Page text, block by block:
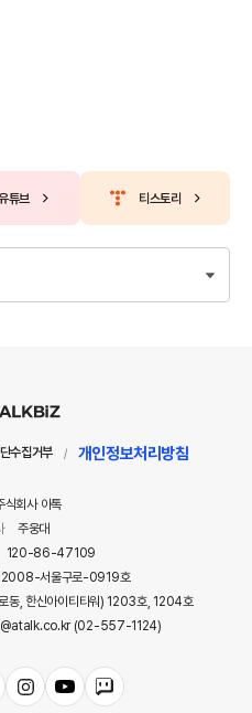
튜브 티스토리
수집거부 / 개인정보처리방침
식회사 아톡
주웅대
120-86-47109
2008-서울구로-0919호
동, 한신아이티타워) 1203호, 1204호
(02-557-1124)